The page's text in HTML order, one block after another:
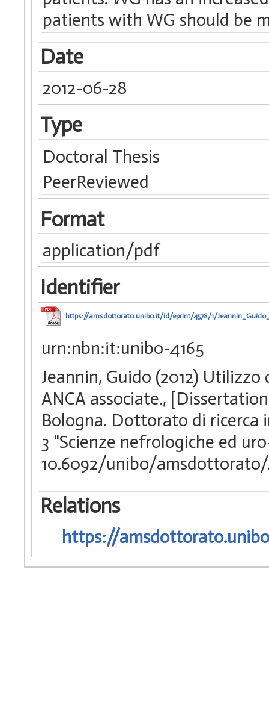
patients with WG should be
Date
2012-06-28
Type
Doctoral Thesis
PeerReviewed
Format
application/pdf
Identifier
https://amsdottorato.unibo.it/id/eprint/4578/1/
urn:nbn:it:unibo-4165
Jeannin, Guido (2012)
ANCA associate.,
Bologna. Dottorato di ricerca
3 "Scienze nefrologiche ed
10.6092/unibo/
Relations
https://